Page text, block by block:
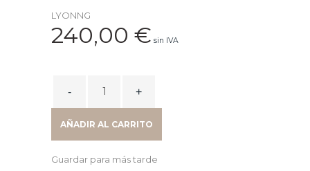
LYONNG
240,00 € sin IVA
NG
AÑADIR AL CARRITO
Guardar para más tarde